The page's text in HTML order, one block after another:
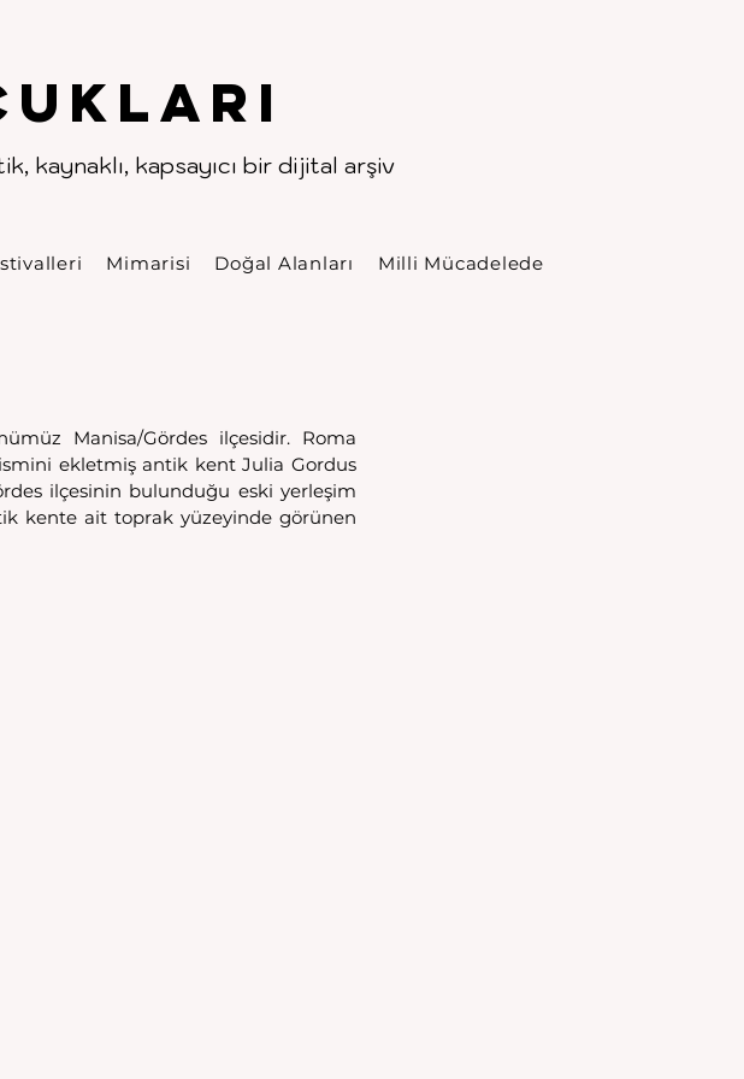
kaynaklı, kapsayıcı bir dijital arşiv
Mimarisi Doğal Alanları Milli Mücadelede
Manisa/Gördes ilçesidir. Roma
ekletmiş antik kent Julia Gordus
ilçesinin bulunduğu eski yerleşim
kente ait toprak yüzeyinde görünen